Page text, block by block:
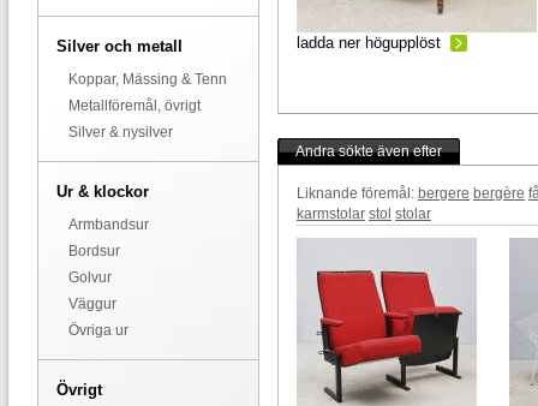
Silver och metall
Koppar, Mässing & Tenn
Metallföremål, övrigt
Silver & nysilver
Ur & klockor
Armbandsur
Bordsur
Golvur
Väggur
Övriga ur
Övrigt
ladda ner högupplöst
Andra sökte även efter
Liknande föremål: bergere bergère
karmstolar stol stolar